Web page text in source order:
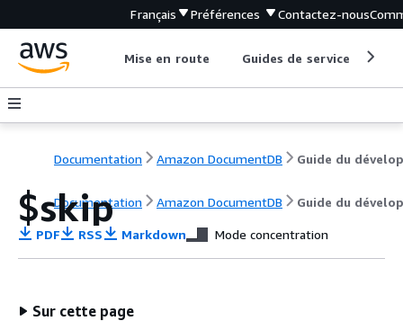
Français Préférences Contactez-nous
Mise en route Guides de service
Documentation Amazon DocumentDB
Documentation Amazon DocumentDB Guide du
$skip
PDF RSS Markdown Mode concentration
Sur cette page